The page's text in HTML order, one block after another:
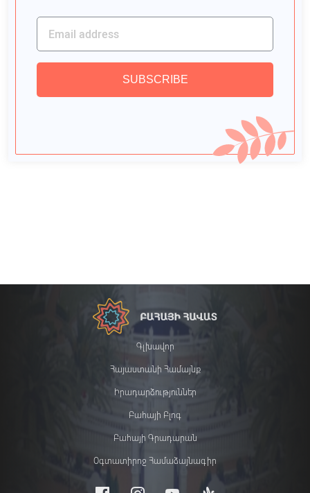
SUBSCRIBE
Գլխավոր
Հայաստանի Համայնք
Իրադարձություններ
Բահայի Բլոգ
Բահայի Գրադարան
Օգտատիրոջ Համաձայնագիր